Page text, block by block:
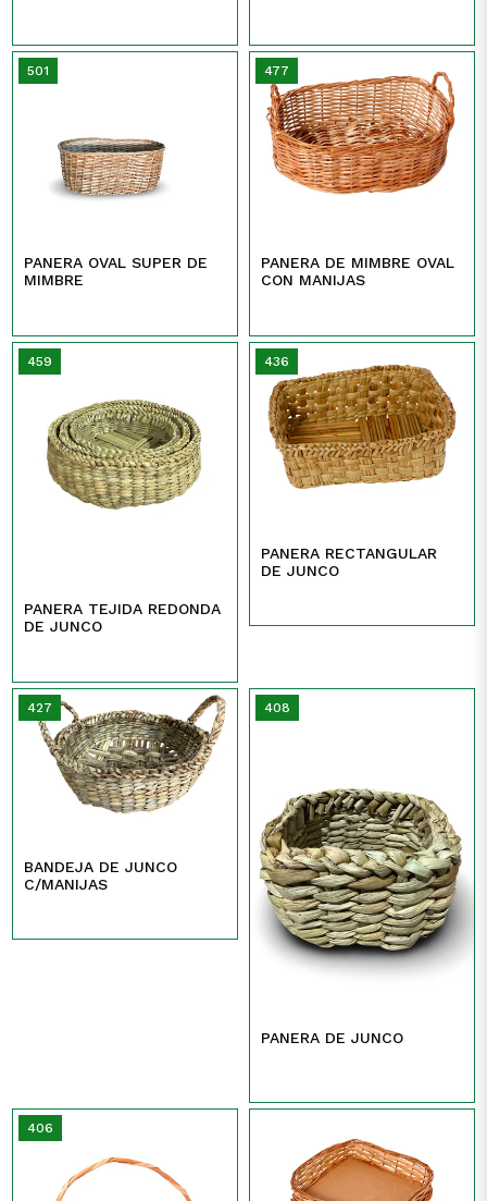
501
PANERA OVAL SUPER DE
MIMBRE
477
PANERA DE MIMBRE OVAL
CON MANIJAS
459
PANERA TEJIDA REDONDA
DE JUNCO
436
PANERA RECTANGULAR
DE JUNCO
427
BANDEJA DE JUNCO
C/MANIJAS
408
PANERA DE JUNCO
406